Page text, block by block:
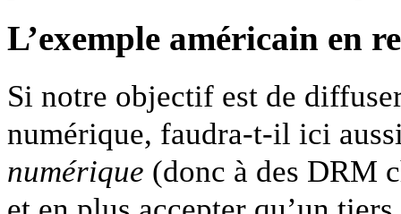
L’exemple américain en
Si notre objectif est de
numérique, faudra-t-il ici
numérique (donc à des DRM